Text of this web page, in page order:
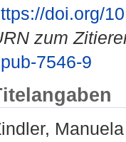
doi.org/
zum
7546-9
Manuela